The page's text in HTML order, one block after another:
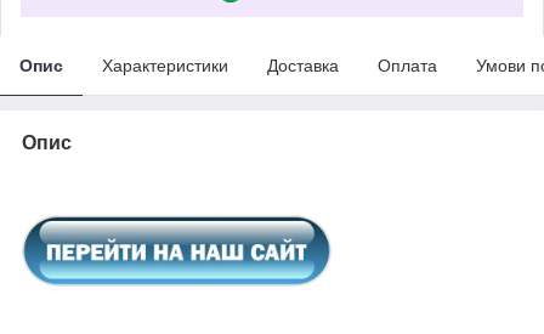
Опис Характеристики Доставка Оплата Умови
Опис